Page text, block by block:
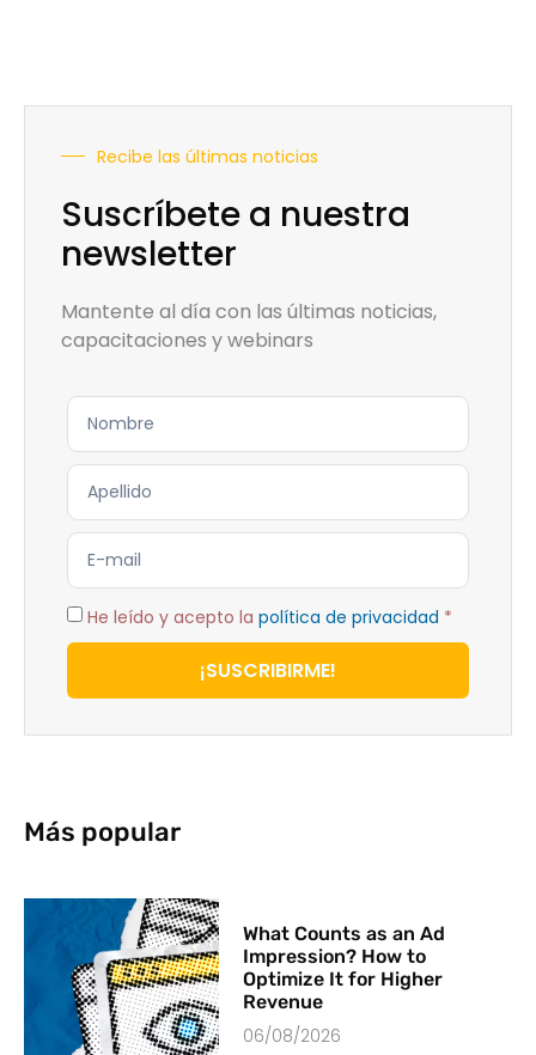
Recibe las últimas noticias
Suscríbete a nuestra
newsletter
Mantente al día con las últimas noticias,
capacitaciones y webinars
He leído y acepto la política de privacidad *
¡SUSCRIBIRME!
Más popular
What Counts as an Ad
Impression? How to
Optimize It for Higher
Revenue
06/08/2026